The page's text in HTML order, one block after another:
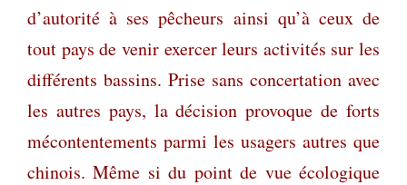
d’autorité à ses pêcheurs ainsi qu’à ceux de
tout pays de venir exercer leurs activités sur les
différents bassins. Prise sans concertation avec
les autres pays, la décision provoque de forts
mécontentements parmi les usagers autres que
chinois. Même si du point de vue écologique